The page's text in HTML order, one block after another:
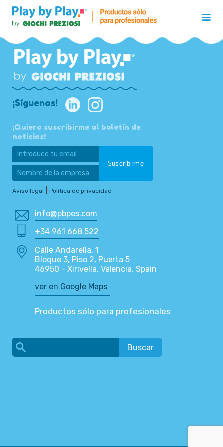
¡Síguenos!
¡Quiero suscribirme al boletín de
noticias!
Aviso legal Política de privacidad
info@pbpes.com
+34 961 668 522
Calle Andarella, 1
Bloque 3, Piso 2, Puerta 5
46950 - Xirivella. Valencia. Spain
ver en Google Maps
Productos sólo para profesionales
Buscar